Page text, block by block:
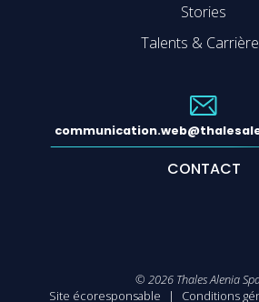
Stories
Talents &
CONTACT
© 2026 Thales Alenia
Site écoresponsable
Conditions